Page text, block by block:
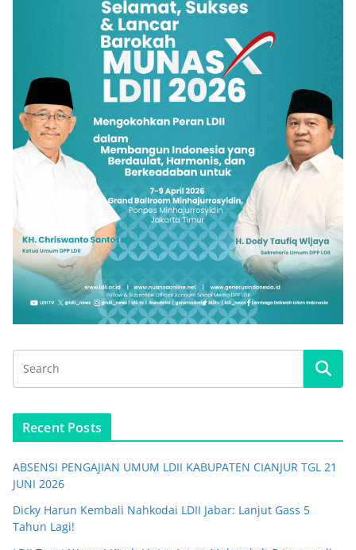
Recent Posts
ABSENSI PENGAJIAN UMUM LDII KABUPATEN CIANJUR TGL 21
JUNI 2026
Dicky Harun Kembali Nahkodai LDII Jabar: Lanjut Gass 5
Tahun Lagi!